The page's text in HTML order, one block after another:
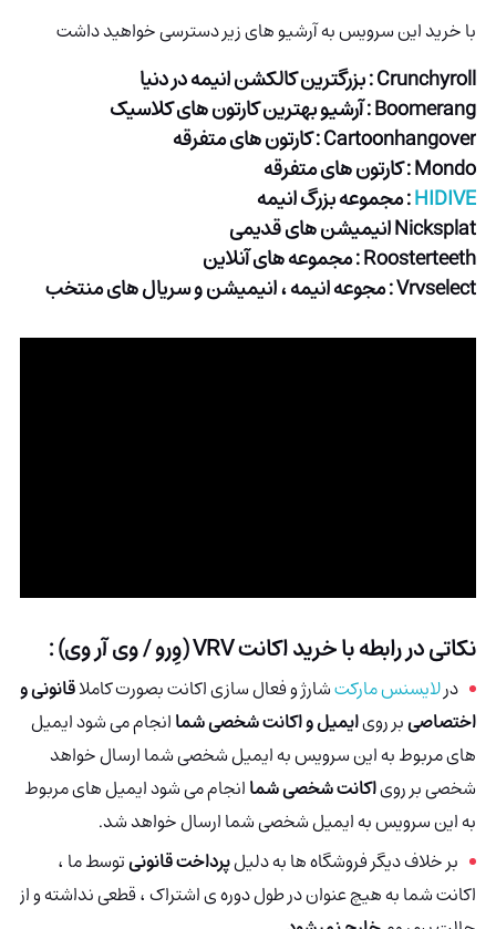
با خرید این سرویس به آرشیو های زیر دسترسی خواهید داشت
Crunchyroll : بزرگترین کالکشن انیمه در دنیا
Boomerang : آرشیو بهترین کارتون های کلاسیک
Cartoonhangover : کارتون های متفرقه
Mondo : کارتون های متفرقه
HIDIVE: مجموعه بزرگ انیمه
Nicksplat انیمیشن های قدیمی
Roosterteeth : مجموعه های آنلاین
Vrvselect : مجوعه انیمه ، انیمیشن و سریال های منتخب
نکاتی در رابطه با خرید اکانت VRV (وِرو / وی آر وی) :
درلایسنس مارکتشارژ و فعال سازی اکانت بصورت کاملاقانونی و
اختصاصیبر رویایمیل و اکانت شخصی شماانجام می شود ایمیل
های مربوط به این سرویس به ایمیل شخصی شما ارسال خواهد
شخصی بر رویاکانت شخصی شماانجام می شود ایمیل های مربوط
به این سرویس به ایمیل شخصی شما ارسال خواهد شد.
بر خلاف دیگر فروشگاه ها به دلیلپرداخت قانونیتوسط ما ،
اکانت شما به هیچ عنوان در طول دوره ی اشتراک ، قطعی نداشته و از